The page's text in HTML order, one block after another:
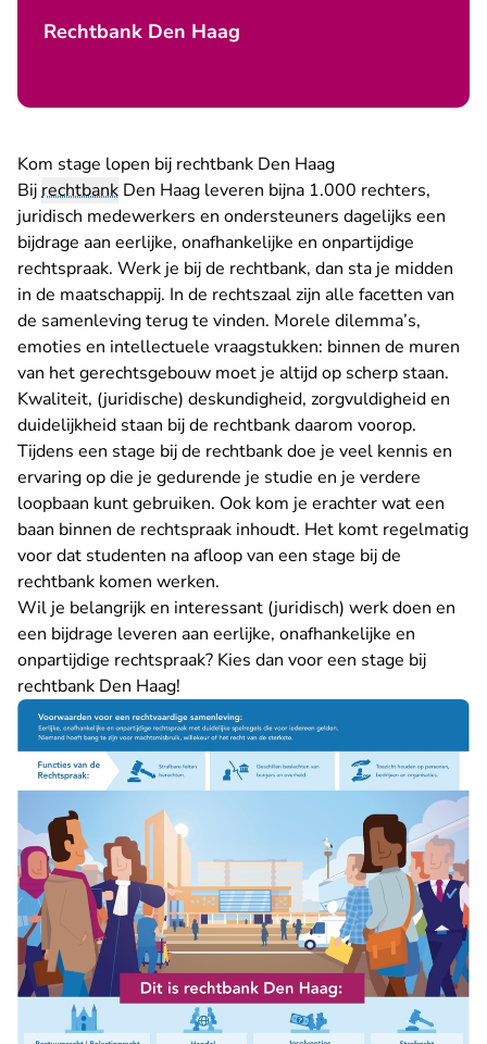
Rechtbank Den Haag
Kom stage lopen bij rechtbank Den Haag
Bijrechtbank Den Haag leveren bijna 1.000 rechters,
juridisch medewerkers en ondersteuners dagelijks een
bijdrage aan eerlijke, onafhankelijke en onpartijdige
rechtspraak. Werk je bij de rechtbank, dan sta je midden
in de maatschappij. In de rechtszaal zijn alle facetten van
de samenleving terug te vinden. Morele dilemma’s,
emoties en intellectuele vraagstukken: binnen de muren
van het gerechtsgebouw moet je altijd op scherp staan.
Kwaliteit, (juridische) deskundigheid, zorgvuldigheid en
duidelijkheid staan bij de rechtbank daarom voorop.
Tijdens een stage bij de rechtbank doe je veel kennis en
ervaring op die je gedurende je studie en je verdere
loopbaan kunt gebruiken. Ook kom je erachter wat een
baan binnen de rechtspraak inhoudt. Het komt regelmatig
voor dat studenten na afloop van een stage bij de
rechtbank komen werken.
Wil je belangrijk en interessant (juridisch) werk doen en
een bijdrage leveren aan eerlijke, onafhankelijke en
onpartijdige rechtspraak? Kies dan voor een stage bij
rechtbank Den Haag!